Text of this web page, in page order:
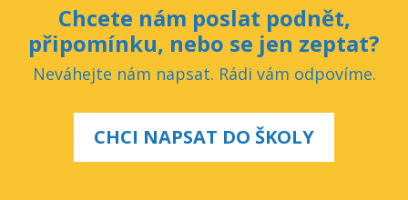
Chcete nám poslat podnět,
připomínku, nebo se jen zeptat?
Neváhejte nám napsat. Rádi vám odpovíme.
CHCI NAPSAT DO ŠKOLY